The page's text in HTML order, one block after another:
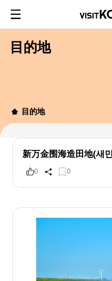
目的地
目的地
新万金围海造田地(새
0 0